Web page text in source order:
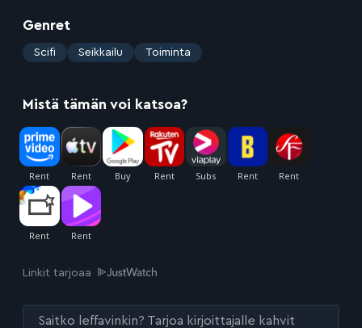
Genret
: Scifi Seikkailu Toiminta
Mistä tämän voi katsoa?
Linkit tarjoaa
Saitko leffavinkin? Tarjoa kirjoittajalle kahvit